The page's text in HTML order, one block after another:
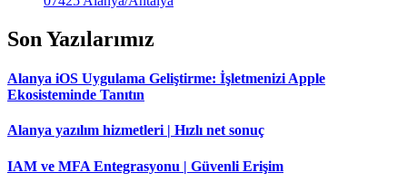
Son Yazılarımız
Alanya iOS Uygulama Geliştirme: İşletmenizi Apple
Ekosisteminde Tanıtın
Alanya yazılım hizmetleri | Hızlı net sonuç
IAM ve MFA Entegrasyonu | Güvenli Erişim